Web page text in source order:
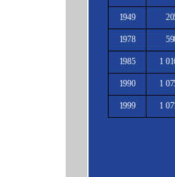
1949
1978
1985 1
1990 1
1999 1